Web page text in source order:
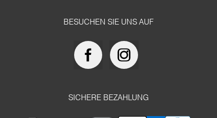
BESUCHEN SIE UNS AUF
SICHERE BEZAHLUNG